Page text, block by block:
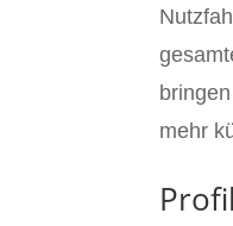
mehr